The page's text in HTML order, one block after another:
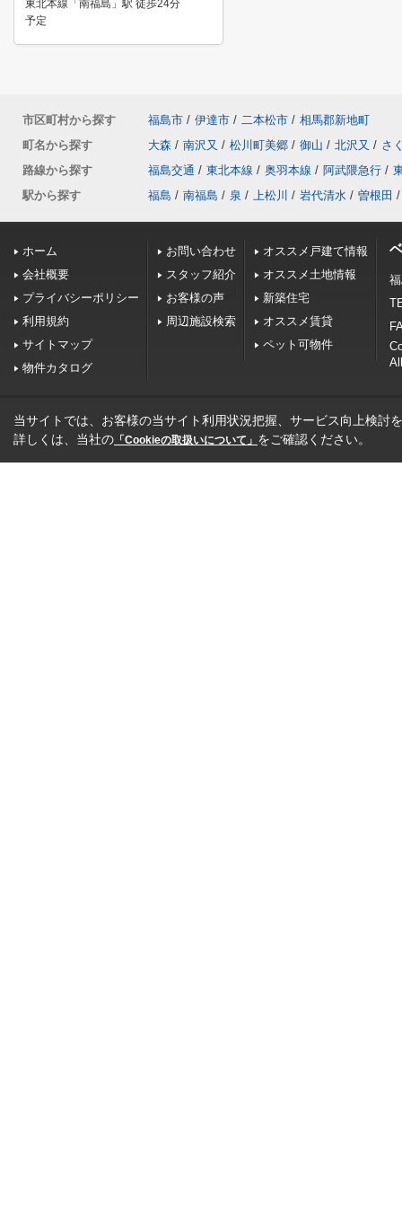
東北本線「南福島」駅 徒歩24分
予定
市区町村から探す 福島市 / 伊達市 / 二本松市 / 相馬郡新地町
町名から探す
大森 / 南沢又 / 松川町美郷 / 御山 / 北沢又 / さ
路線から探す
福島交通 / 東北本線 / 奥羽本線 / 阿武隈急行 /
駅から探す
福島 / 南福島 / 泉 / 上松川 / 岩代清水 / 曽根田 /
ホーム
会社概要
プライバシーポリシー
利用規約
サイトマップ
物件カタログ
お問い合わせ
スタッフ紹介
お客様の声
周辺施設検索
オススメ戸建て情報
オススメ土地情報
新築住宅
オススメ賃貸
ペット可物件
当サイトでは、お客様の当サイト利用状況把握、サービス向上検討
詳しくは、当社の 「Cookieの取扱いについて」 をご確認ください。